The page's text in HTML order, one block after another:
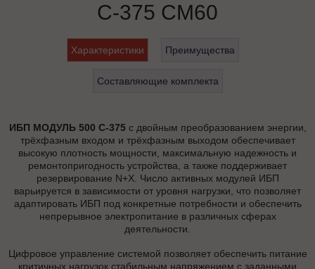
С-375 СМ60
Характеристики Преимущества
Составляющие комплекта
ИБП МОДУЛЬ 500 С-375с двойным преобразованием энергии,
трёхфазным входом и трёхфазным выходом обеспечивает
высокую плотность мощности, максимальную надежность и
ремонтопригодность устройства, а также поддерживает
резервирование N+X. Число активных модулей ИБП
варьируется в зависимости от уровня нагрузки, что позволяет
адаптировать ИБП под конкретные потребности и обеспечить
непрерывное электропитание в различных сферах
деятельности.
Цифровое управление системой позволяет обеспечить питание
критичных нагрузок стабильным напряжением с заданными